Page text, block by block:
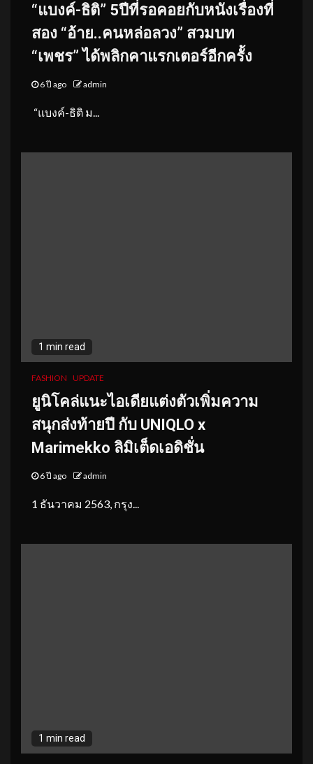
“แบงค์-ธิติ” 5ปีที่รอคอยกับหนังเรื่องที่
สอง “อ้าย..คนหล่อลวง” สวมบท
“เพชร” ได้พลิกคาแรกเตอร์อีกครั้ง
6 ปี ago admin
​ “แบงค์-ธิติ ม...
1 min read
FASHION UPDATE
ยูนิโคล่แนะไอเดียแต่งตัวเพิ่มความ
สนุกส่งท้ายปี กับ UNIQLO x
Marimekko ลิมิเต็ดเอดิชั่น
6 ปี ago admin
1 ธันวาคม 2563, กรุง...
1 min read